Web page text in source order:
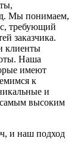
Мы понимаем,
требующий
заказчика.
клиенты
Наша
имеют
к
и
самым высоким
и наш подход